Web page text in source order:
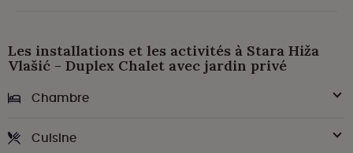
Les installations et les activités à Stara Hiža
Vlašić - Duplex Chalet avec jardin privé
Chambre
Cuisine